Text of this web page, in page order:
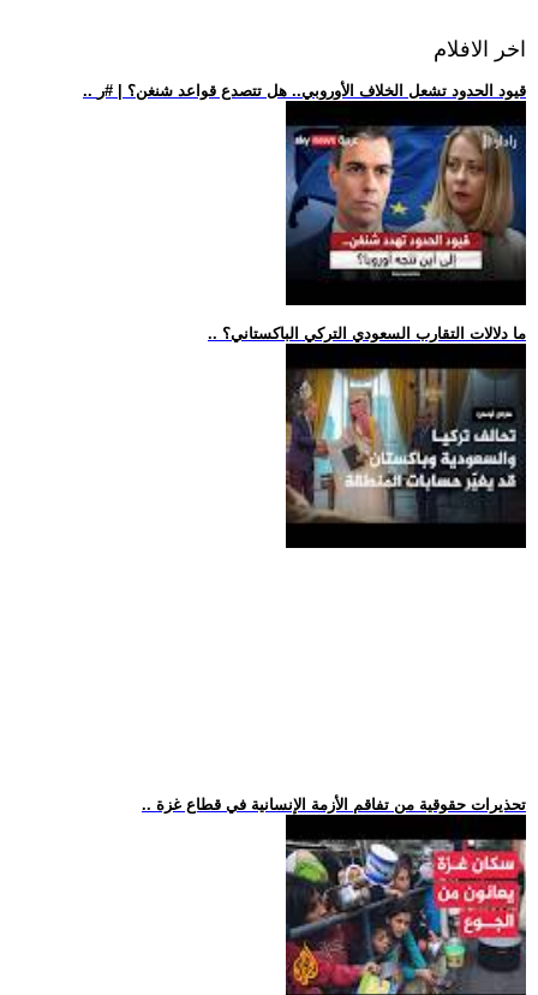
اخر الافلام
.. قيود الحدود تشعل الخلاف الأوروبي.. هل تتصدع قواعد شنغن؟ | #ر
.. ما دلالات التقارب السعودي التركي الباكستاني؟
.. تحذيرات حقوقية من تفاقم الأزمة الإنسانية في قطاع غزة